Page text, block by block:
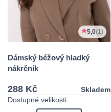
5,0(1)
Dámský béžový hladký
nákrčník
288 Kč
Skladem
Dostupné velikosti: